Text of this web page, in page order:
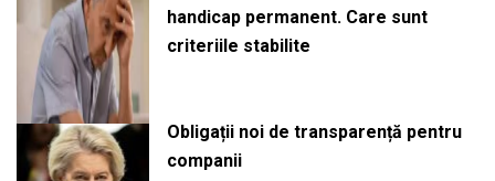
handicap permanent. Care sunt
criteriile stabilite
Obligații noi de transparență pentru
companii